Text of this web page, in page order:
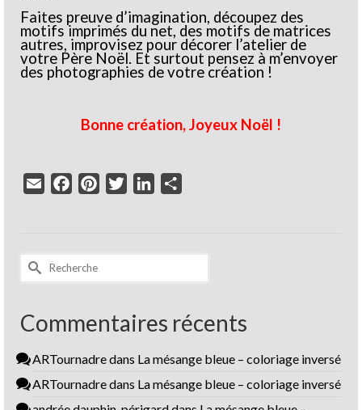
Faites preuve d’imagination, découpez des
motifs imprimés du net, des motifs de matrices
autres, improvisez pour décorer l’atelier de
votre Père Noël. Et surtout pensez à m’envoyer
des photographies de votre création !
Bonne création, Joyeux Noël !
Email FacebookPinterestTwitterLinkedIn
Rechercher :
Commentaires récents
ARTournadredans La mésange bleue – coloriage inversé
ARTournadredans La mésange bleue – coloriage inversé